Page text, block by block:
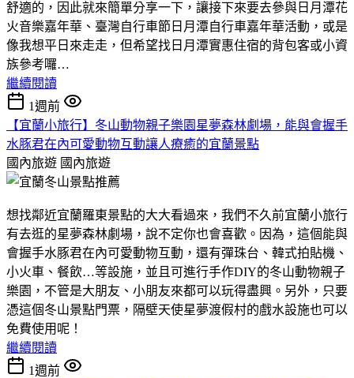
舒適的，因此就來簡單分享一下，讓接下來要去參與日月潭花
火音樂嘉年華、臺灣自行車節日月潭自行車嘉年華活動，或是
像我想平日來走走，但希望找日月潭實惠住宿的背包客或小資
族參考囉…
繼續閱讀
1週前
【宜蘭小旅行】冬山動物親子樂園星夢森林劇場，能與會握手
水豚君在內可愛動物互動讓人療癒的宜蘭景點
國內旅遊 國內旅遊
想找鄰近宜蘭羅東景點的大大看過來，我們不久前宜蘭小旅行
有去逛的星夢森林劇場，說不定你也會喜歡。因為，這個能與
會握手水豚君在內可愛動物互動，還有彈珠台、韓式拍貼機、
小火車、餐飲…等設施，並且可進行手作DIY的冬山動物親子
樂園，不管是大朋友、小朋友來都可以玩得盡興。另外，只要
憑這個冬山景點門票，隔壁天使星夢渡假村的戲水設施也可以
免費使用呢！
繼續閱讀
1週前